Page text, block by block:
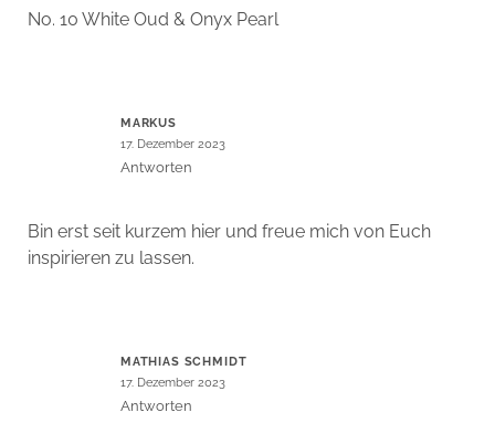
No. 10 White Oud & Onyx Pearl
MARKUS
17. Dezember 2023
Antworten
Bin erst seit kurzem hier und freue mich von Euch
inspirieren zu lassen.
MATHIAS SCHMIDT
17. Dezember 2023
Antworten